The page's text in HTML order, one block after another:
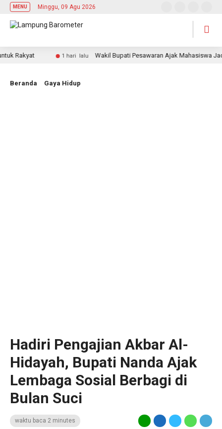
MENU Minggu, 09 Agu 2026
1 hari lalu Wakil Bupati Pesawaran Ajak Mahasiswa Jadi
Beranda Gaya Hidup
Hadiri Pengajian Akbar Al-
Hidayah, Bupati Nanda Ajak
Lembaga Sosial Berbagi di
Bulan Suci
waktu baca 2 minutes